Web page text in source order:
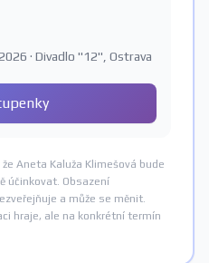
· Divadlo "12", Ostrava
Aneta Kaluža Klimešová bude
účinkovat. Obsazení
a může se měnit.
hraje, ale na konkrétní termín